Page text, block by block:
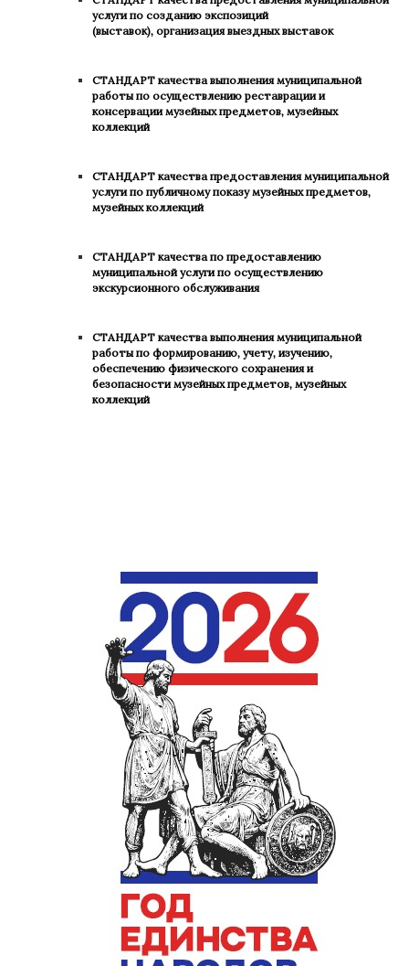
услуги по созданию экспозиций
(выставок), организация выездных выставок
СТАНДАРТ качества выполнения муниципальной
работы по осуществлению реставрации и
консервации музейных предметов, музейных
коллекций
СТАНДАРТ качества предоставления муниципальной
услуги по публичному показу музейных предметов,
музейных коллекций
СТАНДАРТ качества по предоставлению
муниципальной услуги по осуществлению
экскурсионного обслуживания
СТАНДАРТ качества выполнения муниципальной
работы по формированию, учету, изучению,
обеспечению физического сохранения и
безопасности музейных предметов, музейных
коллекций